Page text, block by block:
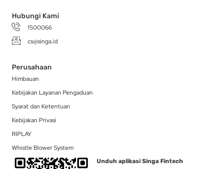
Hubungi Kami
1500066
cs@singa.id
Perusahaan
Himbauan
Kebijakan Layanan Pengaduan
Syarat dan Ketentuan
Kebijakan Privasi
RIPLAY
Whistle Blower System
Unduh aplikasi Singa Fintech